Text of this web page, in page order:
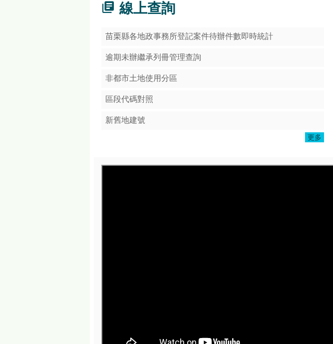
線上查詢
苗栗縣各地政事務所登記案件待辦件數即時統計
逾期未辦繼承列冊管理查詢
非都市土地使用分區
區段代碼對照
新舊地建號
更多